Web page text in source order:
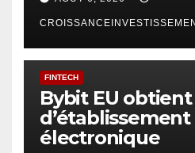
FINTECH
Bybit EU
électronique